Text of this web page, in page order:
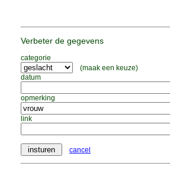
Verbeter de gegevens
categorie
(maak een keuze)
datum
opmerking
link
cancel